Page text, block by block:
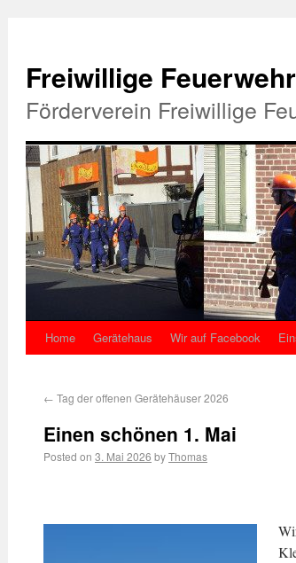
Freiwillige
Förderverein Freiwillige
Home Gerätehaus Wir auf Facebook
← Tag der offenen Gerätehäuser 2026
Einen schönen 1. Mai
Posted on 3. Mai 2026 byThomas